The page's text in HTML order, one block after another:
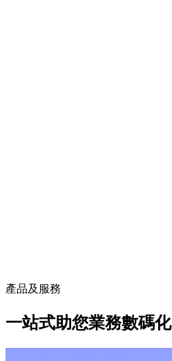
產品及服務
一站式助您業務數碼化